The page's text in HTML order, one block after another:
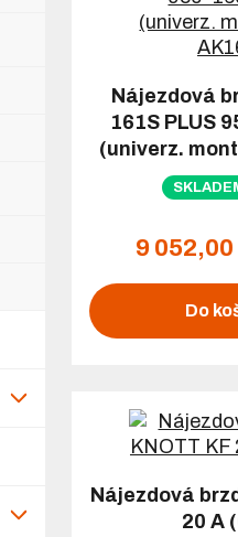
Nájezdová
161S PLUS
(univerz.
9
Do
Nájezdová
20 A